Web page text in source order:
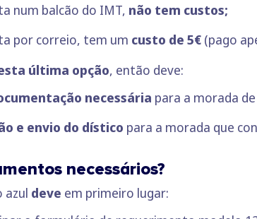
num balcão do IMT, não tem custos;
por correio, tem um custo de 5€ (pago
última opção, então deve:
necessária para a morada
e envio do dístico para a morada que
necessários?
azul deve em primeiro lugar: